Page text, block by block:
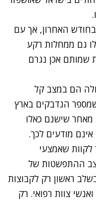
האחרון, אך עם
גם ממחלות רקע
שמותם אכן נגרם
הם במצב קל
הנדבקים בארץ
מאחר שישנם כאלו
מודעים לכך.
שאמצעי
ההתפשטות של
ראשון רק לקבוצות
צוות רפואי. רק